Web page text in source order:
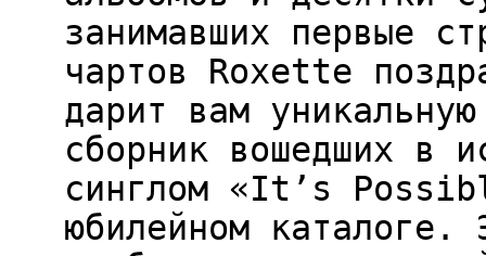
занимавших первые
чартов Roxette
дарит вам
сборник вошедших в
синглом «It’s
юбилейном каталоге.